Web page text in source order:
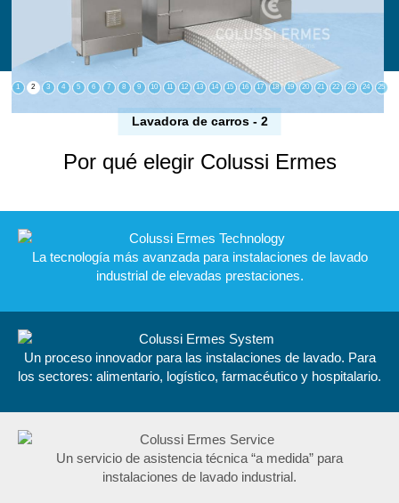
Lavadora de carros - 2
1 2 3 4 5 6 7 8 9 10 11 12 13 14 15 16 17 18 19 20 21 22 23 24 25
Por qué elegir Colussi Ermes
La tecnología más avanzada para instalaciones de lavado
industrial de elevadas prestaciones.
Un proceso innovador para las instalaciones de lavado. Para
los sectores: alimentario, logístico, farmacéutico y hospitalario.
Un servicio de asistencia técnica “a medida” para
instalaciones de lavado industrial.